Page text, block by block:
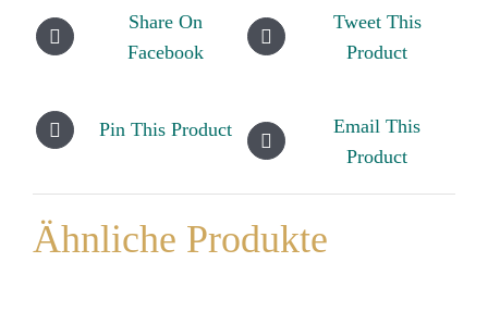
Share On
Facebook
Tweet This
Product
Pin This Product
Email This
Product
Ähnliche Produkte